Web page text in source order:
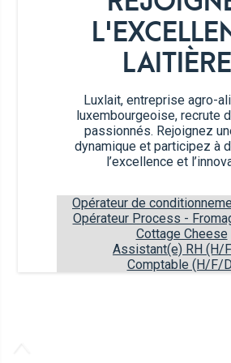
Luxlait, entreprise agro-
luxembourgeoise, recrute
passionnés. Rejoignez
dynamique et participez à
l’excellence et
Opérateur de
Opérateur Process -
Cottage Cheese
Assistant(e) RH (H/
Comptable (H/F/
Vitarium
Glaces